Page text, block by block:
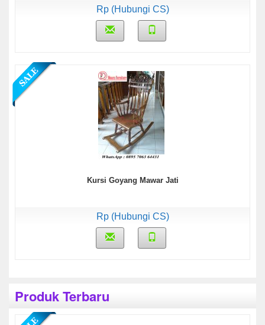
Rp (Hubungi CS)
Kursi Goyang Mawar Jati
Rp (Hubungi CS)
Produk Terbaru